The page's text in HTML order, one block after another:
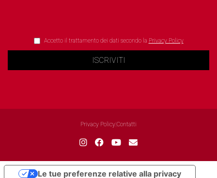
Accetto il trattamento dei dati secondo la Privacy Policy
ISCRIVITI
Privacy Policy Contatti
Le tue preferenze relative alla privacy